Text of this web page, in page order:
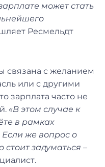
может стать
Ресмельдт
связана с желанием
или с другими
зарплата часто не
«В этом случае к
в рамках
же вопрос о
стоит задуматься –